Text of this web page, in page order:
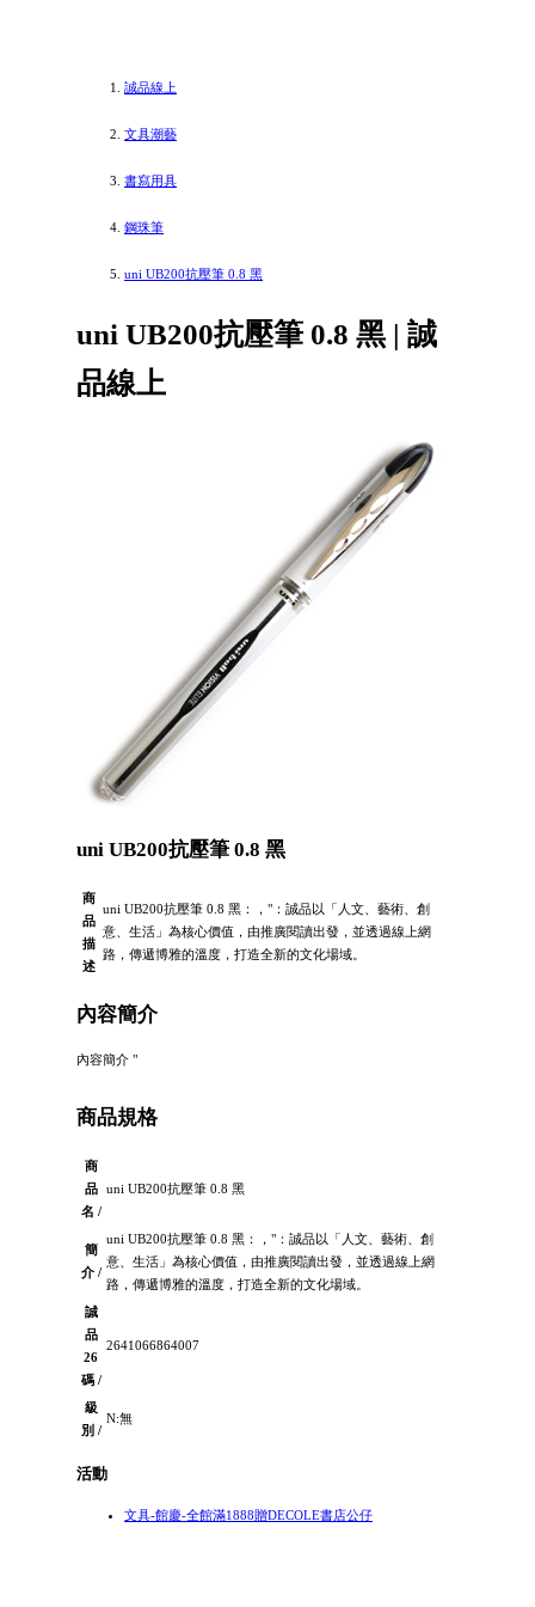
誠品線上
文具潮藝
書寫用具
鋼珠筆
uni UB200抗壓筆 0.8 黑
uni UB200抗壓筆 0.8 黑 | 誠
品線上
uni UB200抗壓筆 0.8 黑
商
品
描
述
uni UB200抗壓筆 0.8 黑：，"：誠品以「人文、藝術、創
意、生活」為核心價值，由推廣閱讀出發，並透過線上網
路，傳遞博雅的溫度，打造全新的文化場域。
內容簡介
內容簡介 "
商品規格
商
品
名 /
uni UB200抗壓筆 0.8 黑
簡
介 /
uni UB200抗壓筆 0.8 黑：，"：誠品以「人文、藝術、創
意、生活」為核心價值，由推廣閱讀出發，並透過線上網
路，傳遞博雅的溫度，打造全新的文化場域。
誠
品
26
碼 /
2641066864007
級
別 /
N:無
活動
文具-館慶-全館滿1888贈DECOLE書店公仔